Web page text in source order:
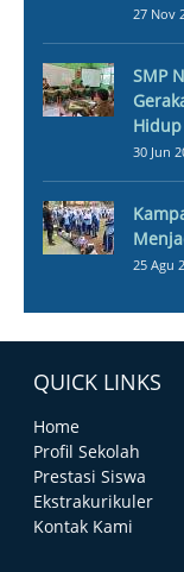
27 Nov
SMP
Hidup
30 Jun
25 Agu
QUICK LINKS
Home
Profil Sekolah
Prestasi Siswa
Ekstrakurikuler
Kontak Kami